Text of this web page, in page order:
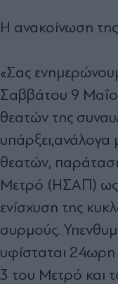
H ανακοίνωση
«Σας
Σαββάτου 9
θεατών της
θεατών,
Μετρό (ΗΣΑΠ) ως
ενίσχυση της
συρμούς.
υφίσταται 24ωρη
3 του Μετρό και